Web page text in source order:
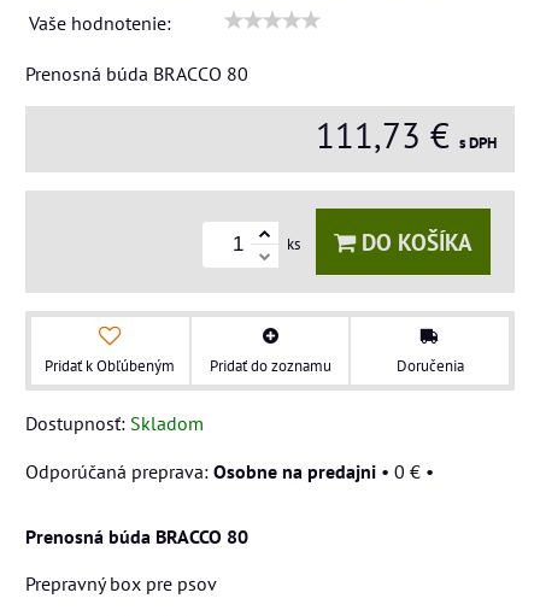
Vaše hodnotenie:
Prenosná búda BRACCO 80
111,73 € s DPH
ks DO KOŠÍKA
Pridať k Obľúbeným Pridať do zoznamu Doručenia
Dostupnosť: Skladom
Osobne na predajni • 0 € •
Prenosná búda BRACCO 80
Prepravný box pre psov